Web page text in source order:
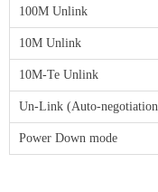
100M Unlink
10M Unlink
10M-Te Unlink
Un-Link (Auto-
Power Down mode